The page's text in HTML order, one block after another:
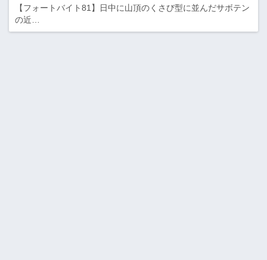
【フォートバイト81】日中に山頂のくさび型に並んだサボテン
の近…